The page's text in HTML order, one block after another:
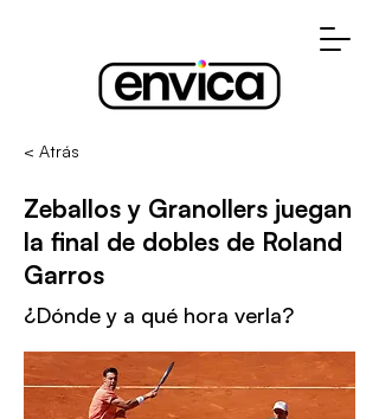
< Atrás
Zeballos y Granollers juegan
la final de dobles de Roland
Garros
¿Dónde y a qué hora verla?